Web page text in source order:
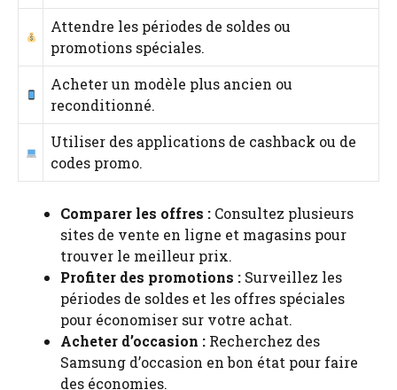
Attendre les périodes de soldes ou
promotions spéciales.
Acheter un modèle plus ancien ou
reconditionné.
Utiliser des applications de cashback ou de
codes promo.
Comparer les offres : Consultez plusieurs
sites de vente en ligne et magasins pour
trouver le meilleur prix.
Profiter des promotions : Surveillez les
périodes de soldes et les offres spéciales
pour économiser sur votre achat.
Acheter d’occasion : Recherchez des
Samsung d’occasion en bon état pour faire
des économies.